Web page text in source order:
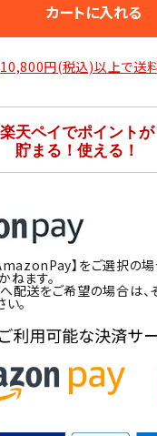
カートに入れる
10,800円(税込)以上で送
】をご選択の
ねます。
配送をご希望の場合は、
。